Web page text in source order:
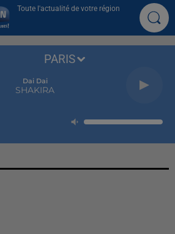
Toute l'actualité de votre région
Dai Dai
SHAKIRA
PARIS